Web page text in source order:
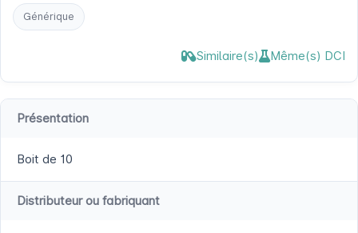
Générique
Similaire(s) Même(s) DCI
Présentation
Boit de 10
Distributeur ou fabriquant